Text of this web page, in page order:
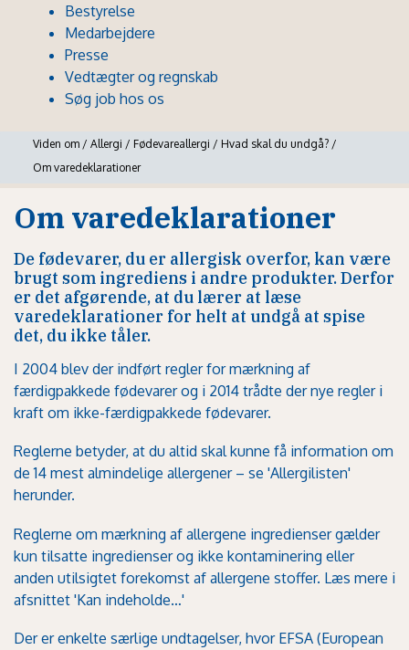
Bestyrelse
Medarbejdere
Presse
Vedtægter og regnskab
Søg job hos os
Viden om / Allergi / Fødevareallergi / Hvad skal du undgå? /
Om varedeklarationer
Om varedeklarationer
De fødevarer, du er allergisk overfor, kan være
brugt som ingrediens i andre produkter. Derfor
er det afgørende, at du lærer at læse
varedeklarationer for helt at undgå at spise
det, du ikke tåler.
I 2004 blev der indført regler for mærkning af
færdigpakkede fødevarer og i 2014 trådte der nye regler i
kraft om ikke-færdigpakkede fødevarer.
Reglerne betyder, at du altid skal kunne få information om
de 14 mest almindelige allergener – se 'Allergilisten'
herunder.
Reglerne om mærkning af allergene ingredienser gælder
kun tilsatte ingredienser og ikke kontaminering eller
anden utilsigtet forekomst af allergene stoffer. Læs mere i
afsnittet 'Kan indeholde…'
Der er enkelte særlige undtagelser, hvor EFSA (European